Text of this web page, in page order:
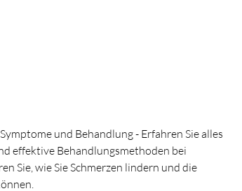
und Behandlung - Erfahren Sie alles
effektive Behandlungsmethoden bei
Sie, wie Sie Schmerzen lindern und die